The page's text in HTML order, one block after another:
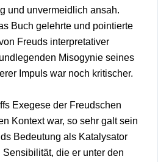
und unvermeidlich ansah.
Buch gelehrte und pointierte
Freuds interpretativer
Misogynie seines
Impuls war noch kritischer.
Exegese der Freudschen
Kontext war, so sehr galt sein
Bedeutung als Katalysator
die er unter den